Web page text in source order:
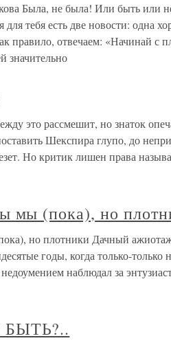
Была, не была! Или быть или
тебя есть две новости: одна
правило, отвечаем: «Начинай с
значительно
это рассмешит, но знаток
Шекспира глупо, до
Но критик лишен права
мы (пока), но
но плотники Дачный
годы, когда только-только
наблюдал за